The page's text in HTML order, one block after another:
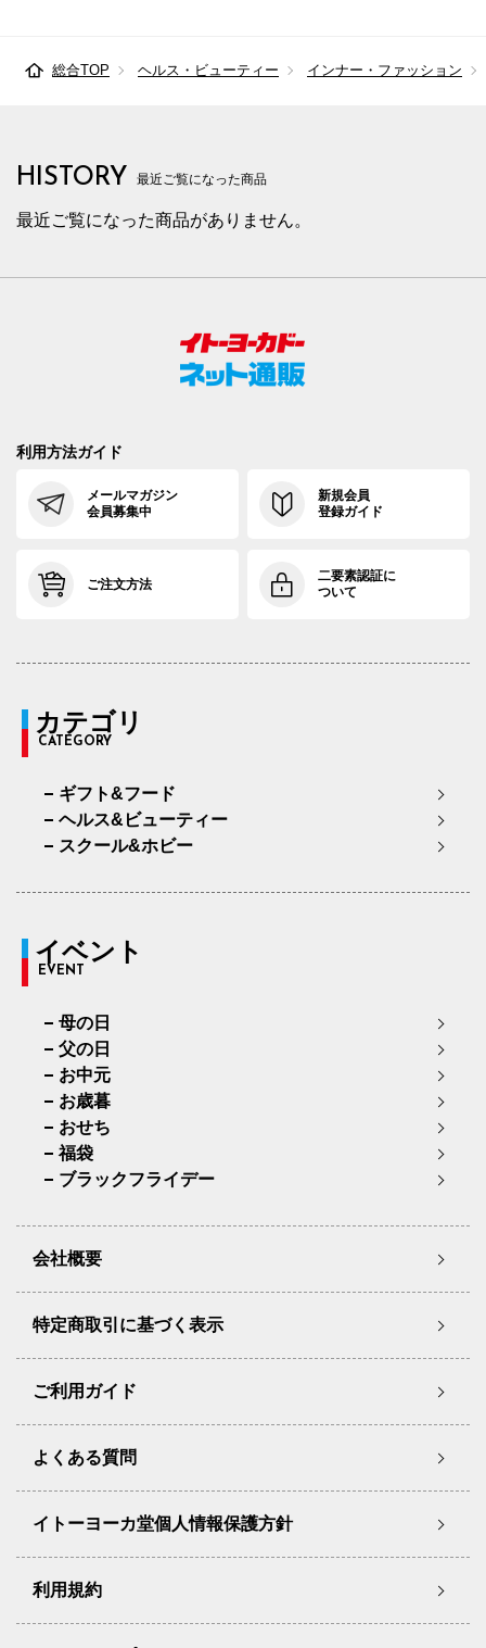
総合TOP ヘルス・ビューティー インナー・ファッション
HISTORY 最近ご覧になった商品
最近ご覧になった商品がありません。
利用方法ガイド
メールマガジン
会員募集中
新規会員
登録ガイド
ご注文方法
二要素認証に
ついて
カテゴリ
CATEGORY
ギフト&フード
ヘルス&ビューティー
スクール&ホビー
イベント
EVENT
母の日
父の日
お中元
お歳暮
おせち
福袋
ブラックフライデー
会社概要
特定商取引に基づく表示
ご利用ガイド
よくある質問
イトーヨーカ堂個人情報保護方針
利用規約